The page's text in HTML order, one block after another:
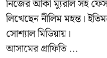
নিজের আঁকা ম্যুরাল সহ
লিখেছেন নীলিম মহন্ত।
সোশ্যাল মিডিয়ায়।
আসামের গ্রাফিতি ...